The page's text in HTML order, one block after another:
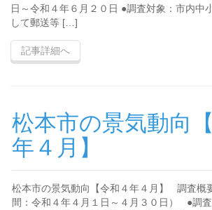
日～令和４年６月２０日 ●調査対象：市内中
して郵送等 […]
記事詳細へ
松本市の景気動向
年４月】
松本市の景気動向【令和４年４月】 調査概
間：令和４年４月１日～４月３０日） ●調